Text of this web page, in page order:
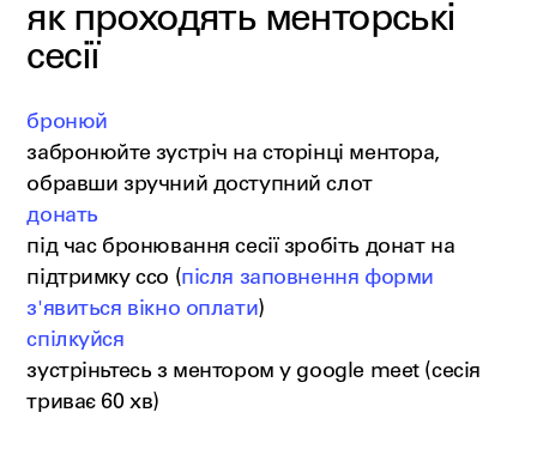
як проходять менторські
сесії
бронюй
забронюйте зустріч на сторінці ментора,
обравши зручний доступний слот
донать
під час бронювання сесії зробіть донат на
підтримку ссо (після заповнення форми
з'явиться вікно оплати)
спілкуйся
зустріньтесь з ментором у google meet (сесія
триває 60 хв)